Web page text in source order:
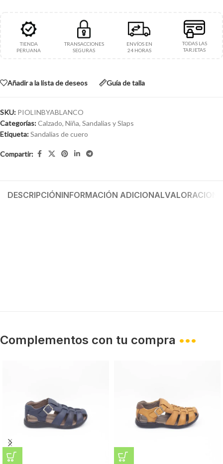
TIENDA
PERUANA
TRANSACCIONES
SEGURAS
ENVÍOS EN
24 HORAS
TODAS LAS
TARJETAS
Añadir a la lista de deseos Guía de talla
SKU: PIOLINBYABLANCO
Categorías:Calzado, Niña, Sandalias y Slaps
Etiqueta:Sandalias de cuero
Compartir:
DESCRIPCIÓNINFORMACIÓN ADICIONAL
Complementos con tu compra •••